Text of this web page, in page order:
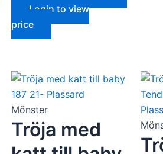
Login to view
price
Mönster
Tröja med